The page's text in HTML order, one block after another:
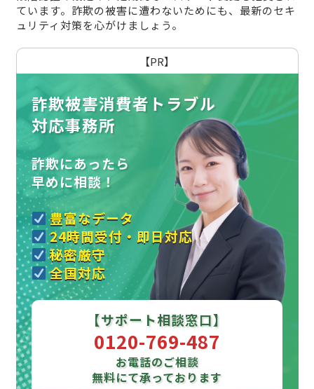
ています。詐欺の被害に遭わないためにも、最新のセキ
ュリティ対策を心がけましょう。
【PR】
詐欺被害消費者トラブル
対応事務所
詐欺にあったら
早めに相談！
豊富なデータ
24時間受付・即日対応
秘密厳守
全国対応
【サポート相談窓口】
0120-769-487
お電話のご相談
無料にて承っております